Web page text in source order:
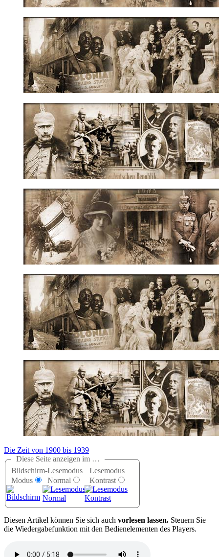
Die Zeit von 1900 bis 1939
Diese Seite anzeigen im …
Bildschirm-
Modus
Lesemodus
Normal
Lesemodus
Kontrast
Diesen Artikel können Sie sich auch vorlesen lassen. Steuern Sie
die Wiedergabefunktion mit den Bedienelementen des Players.